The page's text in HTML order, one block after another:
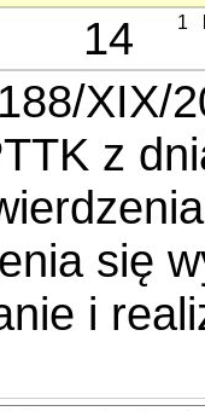
14 1
XIX/
z
się
i